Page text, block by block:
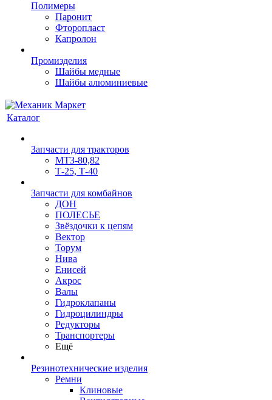
Полимеры
Паронит
Фторопласт
Капролон
Промизделия
Шайбы медные
Шайбы алюминиевые
Каталог
Запчасти для тракторов
МТЗ-80,82
Т-25, Т-40
Запчасти для комбайнов
ДОН
ПОЛЕСЬЕ
Звёздочки к цепям
Вектор
Торум
Нива
Енисей
Акрос
Валы
Гидроклапаны
Гидроцилиндры
Редукторы
Транспортеры
Ещё
Резинотехнические изделия
Ремни
Клиновые